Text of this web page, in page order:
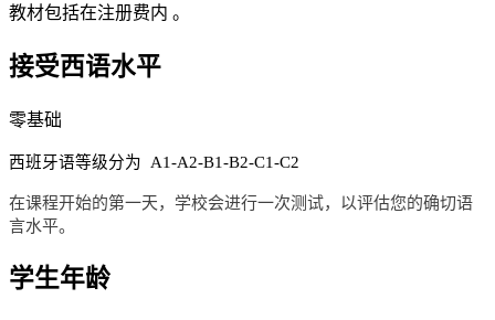
教材包括在注册费内 。
接受西语水平
零基础
西班牙语等级分为 A1-A2-B1-B2-C1-C2
在课程开始的第一天，学校会进行一次测试，以评估您的确切语
言水平。
学生年龄